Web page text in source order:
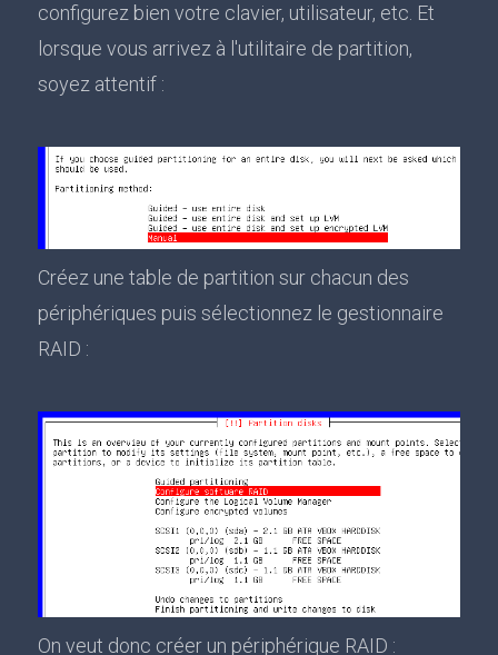
configurez bien votre clavier, utilisateur, etc. Et
lorsque vous arrivez à l'utilitaire de partition,
soyez attentif :
Créez une table de partition sur chacun des
périphériques puis sélectionnez le gestionnaire
RAID :
On veut donc créer un périphérique RAID :